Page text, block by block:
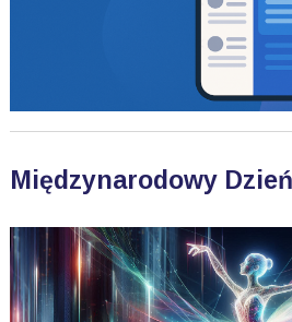
Międzynarodowy